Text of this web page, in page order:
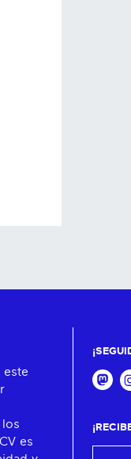
este
los
es